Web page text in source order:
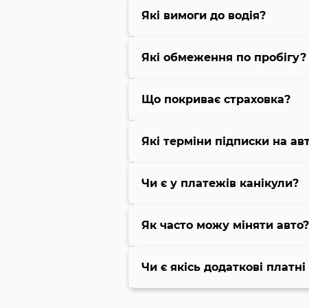
Які вимоги до водія?
Які обмеження по пробігу?
Що покриває страховка?
Які терміни підписки на
Чи є у платежів канікули?
Як часто можу міняти авто?
Чи є якісь додаткові платні